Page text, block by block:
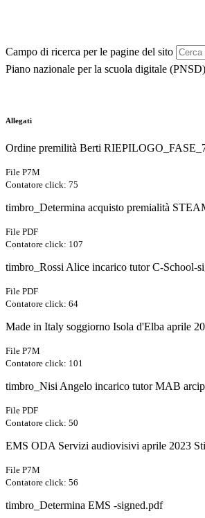
Campo di ricerca per le pagine del sito
Piano nazionale per la scuola digitale
Allegati
Ordine premilità Berti
File P7M
Contatore click: 75
timbro_Determina acquisto premialità
File PDF
Contatore click: 107
timbro_Rossi Alice incarico tutor C-School-
File PDF
Contatore click: 64
Made in Italy soggiorno Isola d'Elba aprile
File P7M
Contatore click: 101
timbro_Nisi Angelo incarico tutor MAB
File PDF
Contatore click: 50
EMS ODA Servizi audiovisivi aprile 2023
File P7M
Contatore click: 56
timbro_Determina EMS -signed.pdf